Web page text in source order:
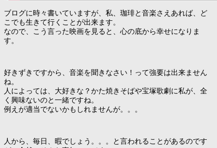
ブログに時々書いていますが、私、珈琲と音楽さえあれば、ど
こでも生きて行くことが出来ます。
なので、こう言った映画を見ると、心の底から幸せになりま
す。
好きずきですから、音楽を聞きなさい！って強要は出来ません
ね。
人によっては、大好きな？かた焼きそばや宝塚歌劇に私が、全
く興味ないのと一緒ですね。
例えが適当でないかもしれませんが。。。
人から、毎日、暇でしょう。。。と言われることがあるのです